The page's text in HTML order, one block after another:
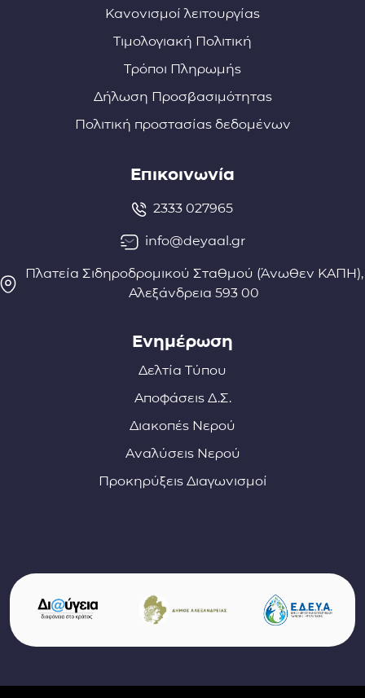
Κανονισμοί λειτουργίας
Τιμολογιακή Πολιτική
Τρόποι Πληρωμής
Δήλωση Προσβασιμότητας
Πολιτική προστασίας δεδομένων
Επικοινωνία
2333 027965
info@deyaal.gr
Πλατεία Σιδηροδρομικού Σταθμού (Άνωθεν ΚΑΠΗ),
Αλεξάνδρεια 593 00
Ενημέρωση
Δελτία Τύπου
Αποφάσεις Δ.Σ.
Διακοπές Νερού
Αναλύσεις Νερού
Προκηρύξεις Διαγωνισμοί
Σύνδεσμοι φορέων και συνεργατών
(ανοίγει σε νέο παράθυρο)
(ανοίγει σε νέο